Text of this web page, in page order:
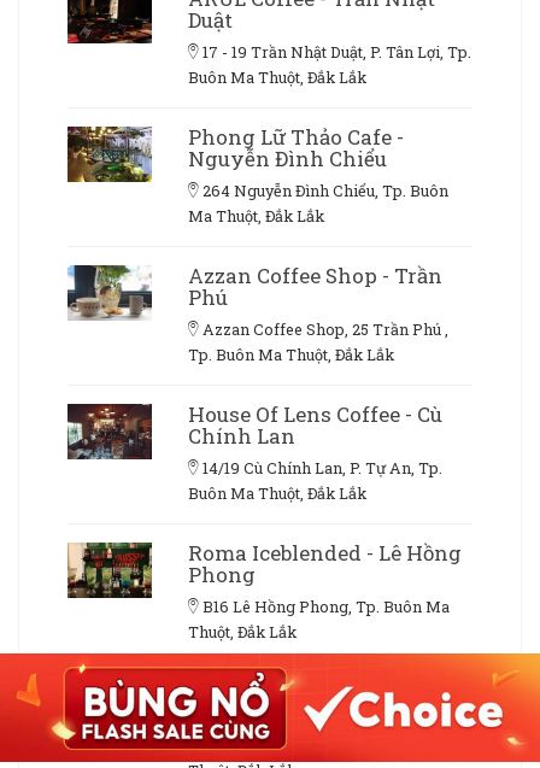
Duật
17 - 19 Trần Nhật Duật, P. Tân Lợi, Tp.
Buôn Ma Thuột, Đắk Lắk
Phong Lữ Thảo Cafe -
Nguyễn Đình Chiểu
264 Nguyễn Đình Chiểu, Tp. Buôn
Ma Thuột, Đắk Lắk
Azzan Coffee Shop - Trần
Phú
Azzan Coffee Shop, 25 Trần Phú ,
Tp. Buôn Ma Thuột, Đắk Lắk
House Of Lens Coffee - Cù
Chính Lan
14/19 Cù Chính Lan, P. Tự An, Tp.
Buôn Ma Thuột, Đắk Lắk
Roma Iceblended - Lê Hồng
Phong
B16 Lê Hồng Phong, Tp. Buôn Ma
Thuột, Đắk Lắk
Holiat Coffee - Đặng Thai
Mai
44 Đặng Thai Mai, Tp. Buôn Ma